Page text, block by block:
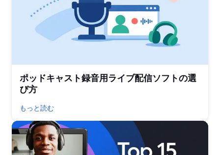
ポッドキャスト録音用ライブ配信ソフトの選
び方
もっと読む